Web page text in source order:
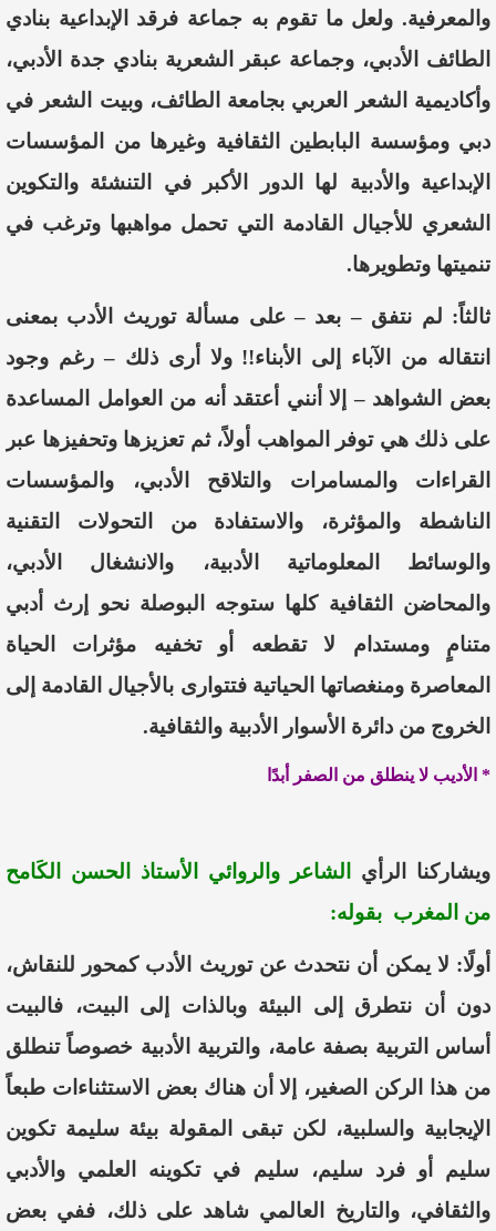
والمعرفية. ولعل ما تقوم به جماعة فرقد الإبداعية بنادي
الطائف الأدبي، وجماعة عبقر الشعرية بنادي جدة الأدبي،
وأكاديمية الشعر العربي بجامعة الطائف، وبيت الشعر في
دبي ومؤسسة البابطين الثقافية وغيرها من المؤسسات
الإبداعية والأدبية لها الدور الأكبر في التنشئة والتكوين
الشعري للأجيال القادمة التي تحمل مواهبها وترغب في
تنميتها وتطويرها.
ثالثاً: لم نتفق – بعد – على مسألة توريث الأدب بمعنى
انتقاله من الآباء إلى الأبناء!! ولا أرى ذلك – رغم وجود
بعض الشواهد – إلا أنني أعتقد أنه من العوامل المساعدة
على ذلك هي توفر المواهب أولاً، ثم تعزيزها وتحفيزها عبر
القراءات والمسامرات والتلاقح الأدبي، والمؤسسات
الناشطة والمؤثرة، والاستفادة من التحولات التقنية
والوسائط المعلوماتية الأدبية، والانشغال الأدبي،
والمحاضن الثقافية كلها ستوجه البوصلة نحو إرث أدبي
متنامٍ ومستدام لا تقطعه أو تخفيه مؤثرات الحياة
المعاصرة ومنغصاتها الحياتية فتتوارى بالأجيال القادمة إلى
الخروج من دائرة الأسوار الأدبية والثقافية.
* الأديب لا ينطلق من الصفر أبدًا
ويشاركنا الرأي
الشاعر والروائي الأستاذ الحسن الكَامح
من المغرب بقوله:
أولًا: لا يمكن أن نتحدث عن توريث الأدب كمحور للنقاش،
دون أن نتطرق إلى البيئة وبالذات إلى البيت، فالبيت
أساس التربية بصفة عامة، والتربية الأدبية خصوصاً تنطلق
من هذا الركن الصغير، إلا أن هناك بعض الاستثناءات طبعاً
الإيجابية والسلبية، لكن تبقى المقولة بيئة سليمة تكوين
سليم أو فرد سليم، سليم في تكوينه العلمي والأدبي
والثقافي، والتاريخ العالمي شاهد على ذلك، ففي بعض